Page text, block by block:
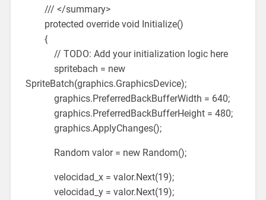
/// </summary>
protected override void Initialize()
{
// TODO: Add your initialization logic here
spritebach = new
SpriteBatch(graphics.GraphicsDevice);
graphics.PreferredBackBufferWidth = 640;
graphics.PreferredBackBufferHeight = 480;
graphics.ApplyChanges();
Random valor = new Random();
velocidad_x = valor.Next(19);
velocidad_y = valor.Next(19);